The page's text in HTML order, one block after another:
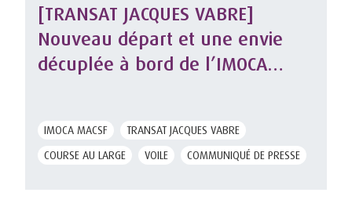
[TRANSAT JACQUES VABRE]
Nouveau départ et une envie
décuplée à bord de l’IMOCA
IMOCA MACSF
TRANSAT JACQUES VABRE
COURSE AU LARGE
VOILE COMMUNIQUÉ DE PRESSE